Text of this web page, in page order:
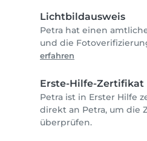
Lichtbildausweis
Petra hat einen
und die
erfahren
Erste-Hilfe-Zertifikat
Petra ist in Erster Hilfe
direkt an Petra, um die
überprüfen.